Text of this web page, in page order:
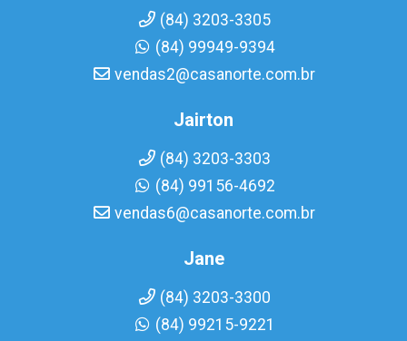
(84) 3203-3305
(84) 99949-9394
vendas2@casanorte.com.br
Jairton
(84) 3203-3303
(84) 99156-4692
vendas6@casanorte.com.br
Jane
(84) 3203-3300
(84) 99215-9221